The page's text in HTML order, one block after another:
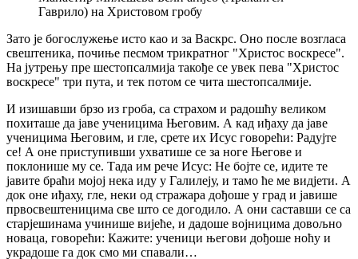
Гаврило) на Христовом гробу
Зато је богослужење исто као и за Васкрс. Оно после возгласа
свештеника, почиње песмом трикратног "Христос воскресе".
На јутрењу пре шестопсалмија такође се увек пева "Христос
воскресе" три пута, и тек потом се чита шестопсалмије.
И изишавши брзо из гроба, са страхом и радошћу великом
похиташе да јаве ученицима Његовим. А кад иђаху да јаве
ученицима Његовим, и гле, срете их Исус говорећи: Радујте
се! А оне приступивши ухватише се за ноге Његове и
поклонише му се. Тада им рече Исус: Не бојте се, идите те
јавите браћи мојој нека иду у Галилеју, и тамо ће ме видјети. А
док оне иђаху, гле, неки од стражара дођоше у град и јавише
првосвештеницима све што се догодило. А они саставши се са
старјешинама учинише вијеће, и дадоше војницима довољно
новаца, говорећи: Кажите: ученици његови дођоше ноћу и
украдоше га док смо ми спавали…